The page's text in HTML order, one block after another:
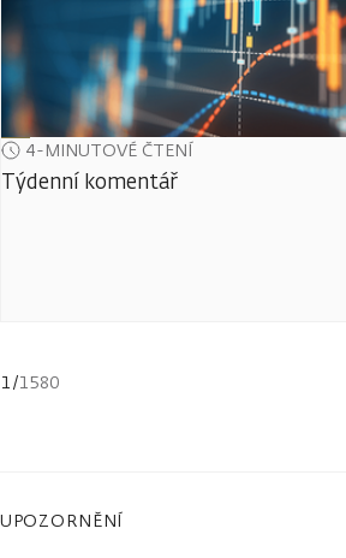
4-MINUTOVÉ ČTENÍ
Týdenní komentář
1/1580
UPOZORNĚNÍ